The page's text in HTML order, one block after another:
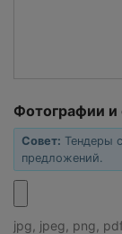
Фотографии
Совет: Тендеры
предложений.
jpg, jpeg, png,